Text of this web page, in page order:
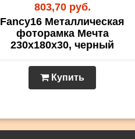
803,70 руб.
Fancy16 Металлическая
фоторамка Мечта
230х180х30, черный
Купить